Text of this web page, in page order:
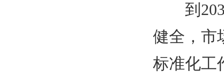
到
健全，市
标准化工